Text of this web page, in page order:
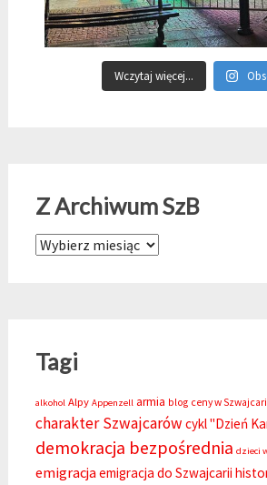
Wczytaj więcej...
Z Archiwum SzB
Z Archiwum SzB
Tagi
alkohol Alpy Appenzell armia blog ceny w
charakter Szwajcarów cykl "Dzień
demokracja bezpośrednia dzieci
emigracjaemigracja do Szwajcarii